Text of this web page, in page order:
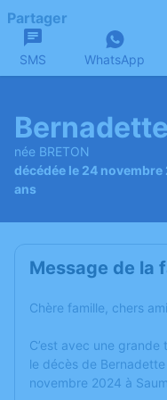
Partager
SMS WhatsApp
née BRETON
décédée le 24 novembre
ans
Message de la
Chère famille, chers
C’est avec une
le décès de
novembre 2024 à